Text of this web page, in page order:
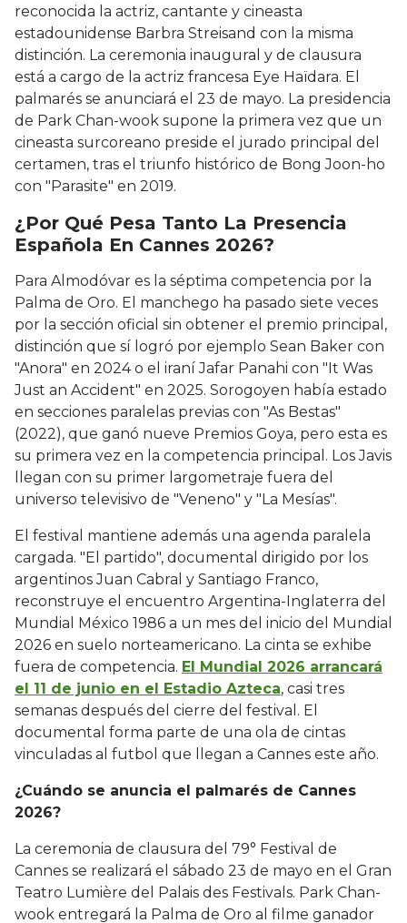
reconocida la actriz, cantante y cineasta
estadounidense Barbra Streisand con la misma
distinción. La ceremonia inaugural y de clausura
está a cargo de la actriz francesa Eye Haïdara. El
palmarés se anunciará el 23 de mayo. La presidencia
de Park Chan-wook supone la primera vez que un
cineasta surcoreano preside el jurado principal del
certamen, tras el triunfo histórico de Bong Joon-ho
con "Parasite" en 2019.
¿Por Qué Pesa Tanto La Presencia
Española En Cannes 2026?
Para Almodóvar es la séptima competencia por la
Palma de Oro. El manchego ha pasado siete veces
por la sección oficial sin obtener el premio principal,
distinción que sí logró por ejemplo Sean Baker con
"Anora" en 2024 o el iraní Jafar Panahi con "It Was
Just an Accident" en 2025. Sorogoyen había estado
en secciones paralelas previas con "As Bestas"
(2022), que ganó nueve Premios Goya, pero esta es
su primera vez en la competencia principal. Los Javis
llegan con su primer largometraje fuera del
universo televisivo de "Veneno" y "La Mesías".
El festival mantiene además una agenda paralela
cargada. "El partido", documental dirigido por los
argentinos Juan Cabral y Santiago Franco,
reconstruye el encuentro Argentina-Inglaterra del
Mundial México 1986 a un mes del inicio del Mundial
2026 en suelo norteamericano. La cinta se exhibe
fuera de competencia. El Mundial 2026 arrancará
el 11 de junio en el Estadio Azteca, casi tres
semanas después del cierre del festival. El
documental forma parte de una ola de cintas
vinculadas al futbol que llegan a Cannes este año.
¿Cuándo se anuncia el palmarés de Cannes
2026?
La ceremonia de clausura del 79° Festival de
Cannes se realizará el sábado 23 de mayo en el Gran
Teatro Lumière del Palais des Festivals. Park Chan-
wook entregará la Palma de Oro al filme ganador